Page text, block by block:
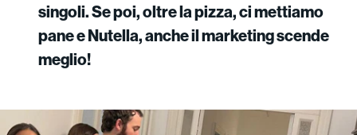
singoli. Se poi, oltre la pizza, ci mettiamo
pane e Nutella, anche il marketing scende
meglio!